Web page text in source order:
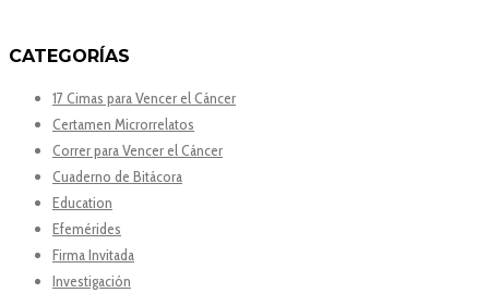
CATEGORÍAS
17 Cimas para Vencer el Cáncer
Certamen Microrrelatos
Correr para Vencer el Cáncer
Cuaderno de Bitácora
Education
Efemérides
Firma Invitada
Investigación